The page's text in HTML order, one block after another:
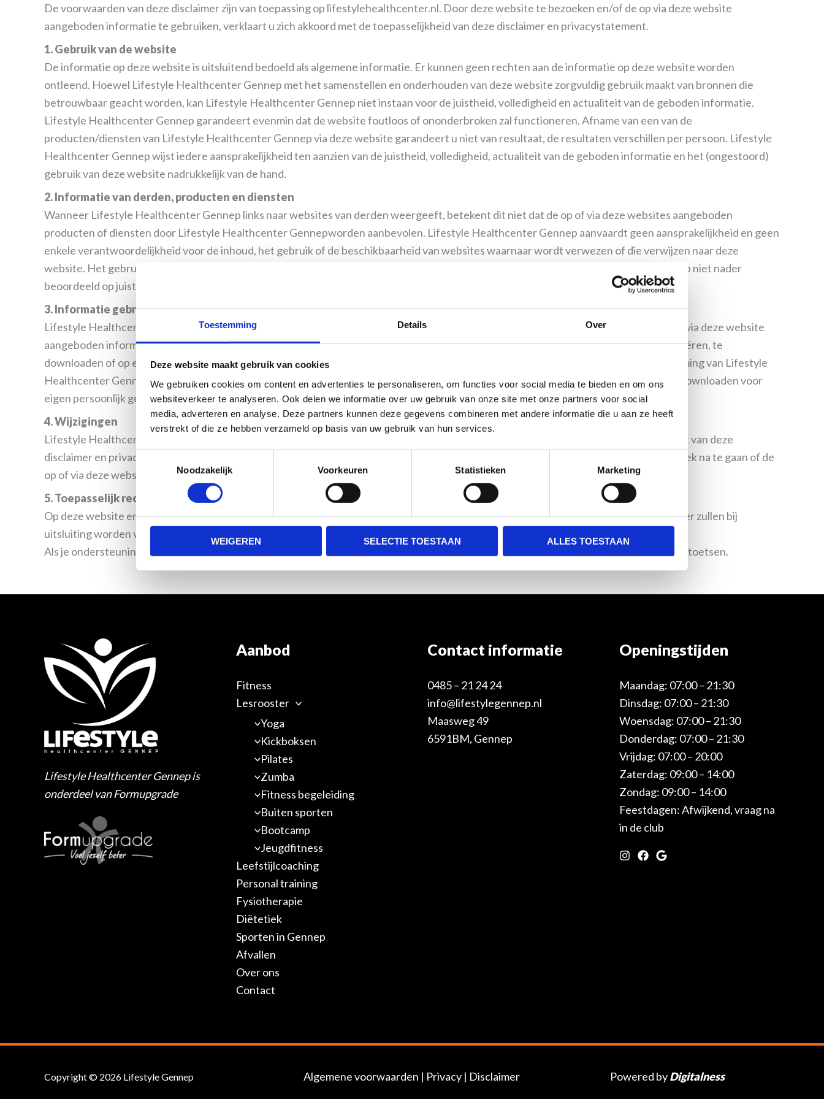
Toestemming Details Over
Deze website maakt gebruik van cookies
We gebruiken cookies om content en advertenties te personaliseren, om functies voor social media te bieden en om ons
websiteverkeer te analyseren. Ook delen we informatie over uw gebruik van onze site met onze partners voor social
media, adverteren en analyse. Deze partners kunnen deze gegevens combineren met andere informatie die u aan ze heeft
verstrekt of die ze hebben verzameld op basis van uw gebruik van hun services.
Toestemmingsselectie
Noodzakelijk
Voorkeuren Statistieken Marketing
WEIGEREN SELECTIE TOESTAAN ALLES TOESTAAN
De voorwaarden van deze disclaimer zijn van toepassing op lifestylehealthcenter.nl. Door deze website te bezoeken en/of de op via deze website
aangeboden informatie te gebruiken, verklaart u zich akkoord met de toepasselijkheid van deze disclaimer en privacystatement.
1. Gebruik van de website
De informatie op deze website is uitsluitend bedoeld als algemene informatie. Er kunnen geen rechten aan de informatie op deze website worden
ontleend. Hoewel Lifestyle Healthcenter Gennep met het samenstellen en onderhouden van deze website zorgvuldig gebruik maakt van bronnen die
betrouwbaar geacht worden, kan Lifestyle Healthcenter Gennep niet instaan voor de juistheid, volledigheid en actualiteit van de geboden informatie.
Lifestyle Healthcenter Gennep garandeert evenmin dat de website foutloos of ononderbroken zal functioneren. Afname van een van de
producten/diensten van Lifestyle Healthcenter Gennep via deze website garandeert u niet van resultaat, de resultaten verschillen per persoon. Lifestyle
Healthcenter Gennep wijst iedere aansprakelijkheid ten aanzien van de juistheid, volledigheid, actualiteit van de geboden informatie en het (ongestoord)
gebruik van deze website nadrukkelijk van de hand.
2. Informatie van derden, producten en diensten
Wanneer Lifestyle Healthcenter Gennep links naar websites van derden weergeeft, betekent dit niet dat de op of via deze websites aangeboden
producten of diensten door Lifestyle Healthcenter Gennepworden aanbevolen. Lifestyle Healthcenter Gennep aanvaardt geen aansprakelijkheid en geen
enkele verantwoordelijkheid voor de inhoud, het gebruik of de beschikbaarheid van websites waarnaar wordt verwezen of die verwijzen naar deze
website. Het gebruik van dergelijke links is voor eigen risico. De informatie op dergelijke websites is door Lifestyle Healthcenter Gennep niet nader
beoordeeld op juistheid, redelijkheid, actualiteit of volledigheid.
3. Informatie gebruiken
Lifestyle Healthcenter Gennep behoudt zich alle intellectuele eigendomsrechten en andere rechten voor met betrekking tot alle op of via deze website
aangeboden informatie (waaronder alle teksten, grafisch materiaal en logo’s). Het is niet toegestaan informatie op deze website te kopiëren, te
downloaden of op enigerlei wijze openbaar te maken, te verspreiden of te verveelvoudigen zonder voorafgaande schriftelijke toestemming van Lifestyle
Healthcenter Gennep of de rechtmatige toestemming van de rechthebbende. U mag informatie op deze website wel afdrukken en/of downloaden voor
eigen persoonlijk gebruik.
4. Wijzigingen
Lifestyle Healthcenter Gennep behoudt zich het recht voor de op of via deze website aangeboden informatie, met inbegrip van de tekst van deze
disclaimer en privacystatement, te allen tijde te wijzigen zonder hiervan nadere aankondiging te doen. Het verdient aanbeveling periodiek na te gaan of de
op of via deze website aangeboden informatie, met inbegrip van de tekst van deze disclaimer, is gewijzigd.
5. Toepasselijk recht
Op deze website en de disclaimer is het Nederlands recht van toepassing. Alle geschillen uit hoofde van of in verband met deze disclaimer zullen bij
uitsluiting worden voorgelegd aan de bevoegde rechter in Nederland.
Als je ondersteuning voor schermlezers wilt aanzetten, druk je op ⌘+Optie+Z Druk op ⌘schuine streep voor meer informatie over sneltoetsen.
Lifestyle Healthcenter Gennep is
onderdeel van Formupgrade
Aanbod
Fitness
Lesrooster
Yoga
Kickboksen
Pilates
Zumba
Fitness begeleiding
Buiten sporten
Bootcamp
Jeugdfitness
Leefstijlcoaching
Personal training
Fysiotherapie
Diëtetiek
Sporten in Gennep
Afvallen
Over ons
Contact
Contact informatie
0485 – 21 24 24
info@lifestylegennep.nl
Maasweg 49
6591BM, Gennep
Openingstijden
Maandag: 07:00 – 21:30
Dinsdag: 07:00 – 21:30
Woensdag: 07:00 – 21:30
Donderdag: 07:00 – 21:30
Vrijdag: 07:00 – 20:00
Zaterdag: 09:00 – 14:00
Zondag: 09:00 – 14:00
Feestdagen: Afwijkend, vraag na
in de club
Copyright © 2026 Lifestyle Gennep Algemene voorwaarden | Privacy | Disclaimer Powered byDigitalness